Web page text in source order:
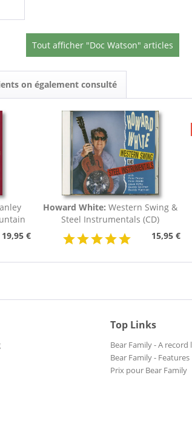
Tout afficher "Doc Watson" articles
on également consulté
19,95 €
Howard White: Western Swing &
Steel Instrumentals (CD)
15,95 €
Top Links
Bear Family - A record
Bear Family - Features
Prix pour Bear Family